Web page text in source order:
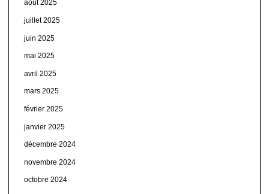
août 2025
juillet 2025
juin 2025
mai 2025
avril 2025
mars 2025
février 2025
janvier 2025
décembre 2024
novembre 2024
octobre 2024